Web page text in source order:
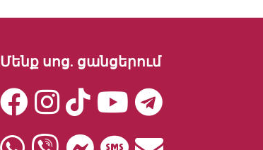
Մենք սոց. ցանցերում